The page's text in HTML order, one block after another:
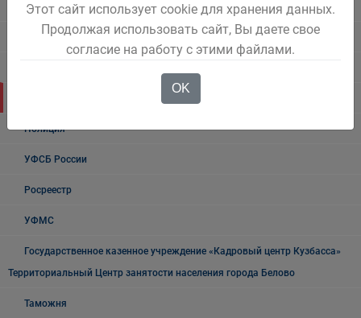
Учреждения Здравоохранения
Налоговая инспекция информирует
Полиция
УФСБ России
Росреестр
УФМС
Государственное казенное учреждение «Кадровый центр Кузбасса»
Территориальный Центр занятости населения города Белово
Таможня
Этот сайт использует cookie для хранения данных.
Продолжая использовать сайт, Вы даете свое
согласие на работу с этими файлами.
OK